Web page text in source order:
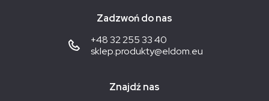
Zadzwoń do nas
+48 32 255 33 40
sklep.produkty@eldom.eu
Znajdź nas